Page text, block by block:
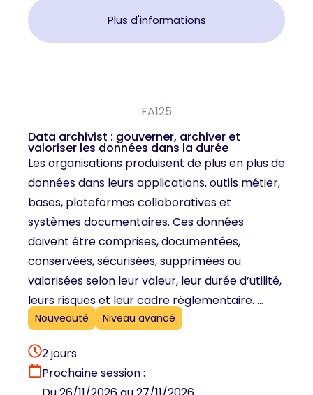
Plus d'informations
FA125
Data archivist : gouverner, archiver et
valoriser les données dans la durée
Les organisations produisent de plus en plus de
données dans leurs applications, outils métier,
bases, plateformes collaboratives et
systèmes documentaires. Ces données
doivent être comprises, documentées,
conservées, sécurisées, supprimées ou
valorisées selon leur valeur, leur durée d’utilité,
leurs risques et leur cadre réglementaire. ...
Nouveauté Niveau avancé
2 jours
Prochaine session :